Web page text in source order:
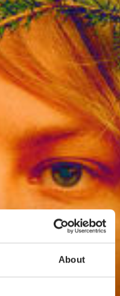
About